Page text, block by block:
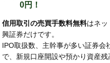
0円！
信用取引の売買手数料無料はネッ
興証券だけです。
IPO取扱数、主幹事が多い証券会
で、新規口座開設や預かり資産